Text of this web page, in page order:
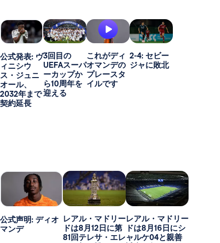
公式発表: ヴ
ィニシウ
ス・ジュニ
オール、
2032年まで
契約延長
3回目の
UEFAスーパ
ーカップか
ら10周年を
迎える
これがディ
オマンデの
プレースタ
イルです
2-4: セビー
ジャに敗北
公式声明: ディオ
マンデ
レアル・マドリー
ドは8月12日に第
81回テレサ・エレ
レアル・マドリー
ドは8月16日にシ
ャルケ04と親善